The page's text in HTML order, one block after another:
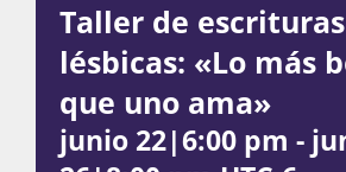
Súmate
Taller de escrituras
lésbicas: «Lo más
que uno ama»
junio 22|6:00 pm -